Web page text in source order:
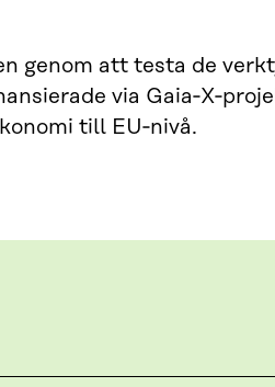
genom att testa de
via
till EU‑nivå.